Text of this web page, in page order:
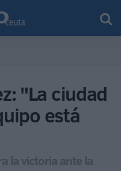
"La ciudad
está
la victoria ante la